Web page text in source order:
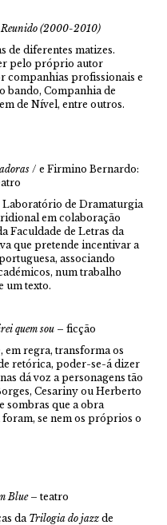
Reunido (2000-2010)
de diferentes matizes.
pelo próprio autor
companhias profissionais e
bando, Companhia de
de Nível, entre outros.
/ e Firmino Bernardo:
Laboratório de Dramaturgia
em colaboração
Faculdade de Letras da
que pretende incentivar a
associando
num trabalho
um texto.
quem sou – ficção
em regra, transforma os
retórica, poder-se-á dizer
dá voz a personagens tão
Cesariny ou Herberto
sombras que a obra
se nem os próprios o
Blue– teatro
da Trilogia do jazz de